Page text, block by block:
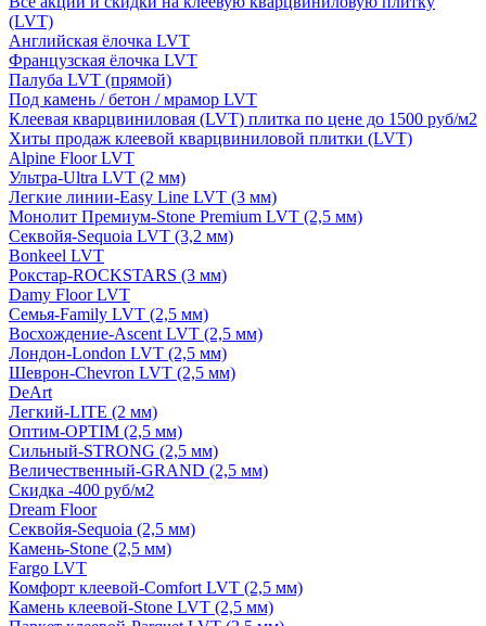
(LVT)
Английская ёлочка LVT
Французская ёлочка LVT
Палуба LVT (прямой)
Под камень / бетон / мрамор LVT
Клеевая кварцвиниловая (LVT) плитка по цене до 1500 руб/м2
Хиты продаж клеевой кварцвиниловой плитки (LVT)
Alpine Floor LVT
Ультра-Ultra LVT (2 мм)
Легкие линии-Easy Line LVT (3 мм)
Монолит Премиум-Stone Premium LVT (2,5 мм)
Секвойя-Sequoia LVT (3,2 мм)
Bonkeel LVT
Рокстар-ROCKSTARS (3 мм)
Damy Floor LVT
Семья-Family LVT (2,5 мм)
Восхождение-Ascent LVT (2,5 мм)
Лондон-London LVT (2,5 мм)
Шеврон-Chevron LVT (2,5 мм)
DeArt
Легкий-LITE (2 мм)
Оптим-OPTIM (2,5 мм)
Сильный-STRONG (2,5 мм)
Величественный-GRAND (2,5 мм)
Скидка -400 руб/м2
Dream Floor
Секвойя-Sequoia (2,5 мм)
Камень-Stone (2,5 мм)
Fargo LVT
Комфорт клеевой-Comfort LVT (2,5 мм)
Камень клеевой-Stone LVT (2,5 мм)